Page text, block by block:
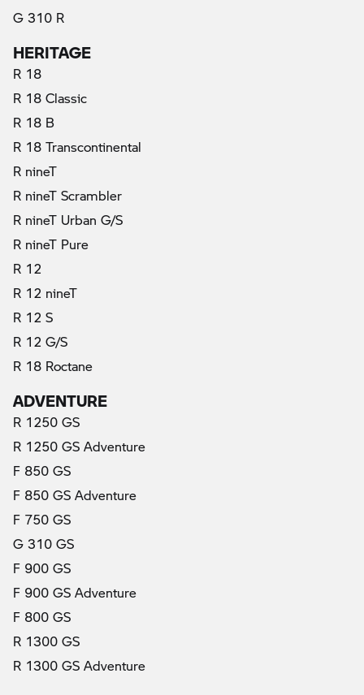
G 310 R
HERITAGE
R 18
R 18 Classic
R 18 B
R 18 Transcontinental
R nineT
R nineT Scrambler
R nineT Urban G/S
R nineT Pure
R 12
R 12 nineT
R 12 S
R 12 G/S
R 18 Roctane
ADVENTURE
R 1250 GS
R 1250 GS Adventure
F 850 GS
F 850 GS Adventure
F 750 GS
G 310 GS
F 900 GS
F 900 GS Adventure
F 800 GS
R 1300 GS
R 1300 GS Adventure